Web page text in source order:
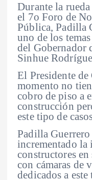
Durante la
el 7o Foro de
Pública, Padilla
uno de los
del Gobernador
Sinhue
El Presidente
momento no
cobro de piso a
construcción
este tipo de
Padilla Guerrero
incrementado la
constructores
con cámaras de
dedicados a este